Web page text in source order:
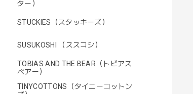
ター）
STUCKIES（スタッキーズ）
SUSUKOSHI （ススコシ）
TOBIAS AND THE BEAR（トビアス
ベアー）
TINYCOTTONS（タイニーコットン